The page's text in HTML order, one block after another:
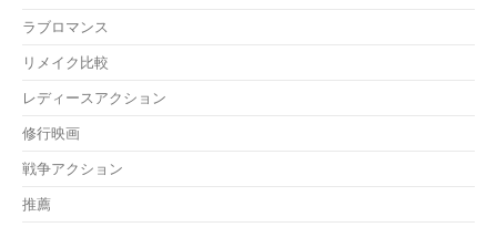
ラブロマンス
リメイク比較
レディースアクション
修行映画
戦争アクション
推薦